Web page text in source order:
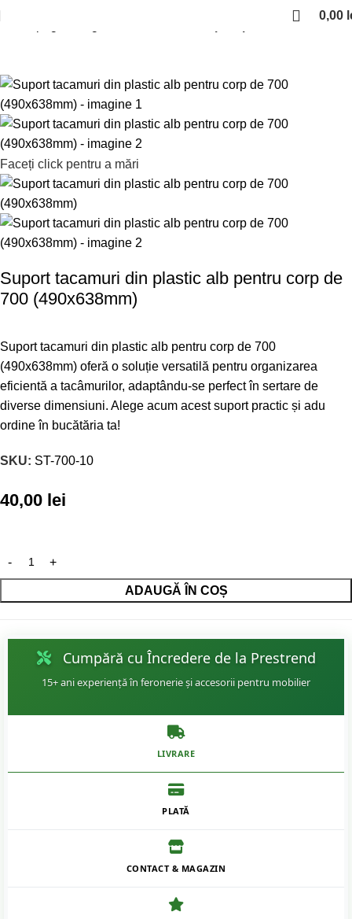
0,00
Suport pentru tacamuri
Faceți click pentru a mări
Suport tacamuri din plastic alb pentru corp de
700 (490x638mm)
Suport tacamuri din plastic alb pentru corp de 700
(490x638mm) oferă o soluție versatilă pentru organizarea
eficientă a tacâmurilor, adaptându-se perfect în sertare de
diverse dimensiuni. Alege acum acest suport practic și adu
ordine în bucătăria ta!
SKU: ST-700-10
40,00 lei
ADAUGĂ ÎN COȘ
Cumpără cu Încredere de la Prestrend
15+ ani experiență în feronerie și accesorii pentru mobilier
LIVRARE
PLATĂ
CONTACT & MAGAZIN